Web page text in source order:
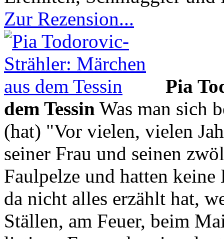
Zur Rezension...
Pia
dem Tessin Was man sich
(hat) "Vor vielen, vielen
seiner Frau und seinen
Faulpelze und hatten
da nicht alles erzählt hat,
Ställen, am Feuer, beim